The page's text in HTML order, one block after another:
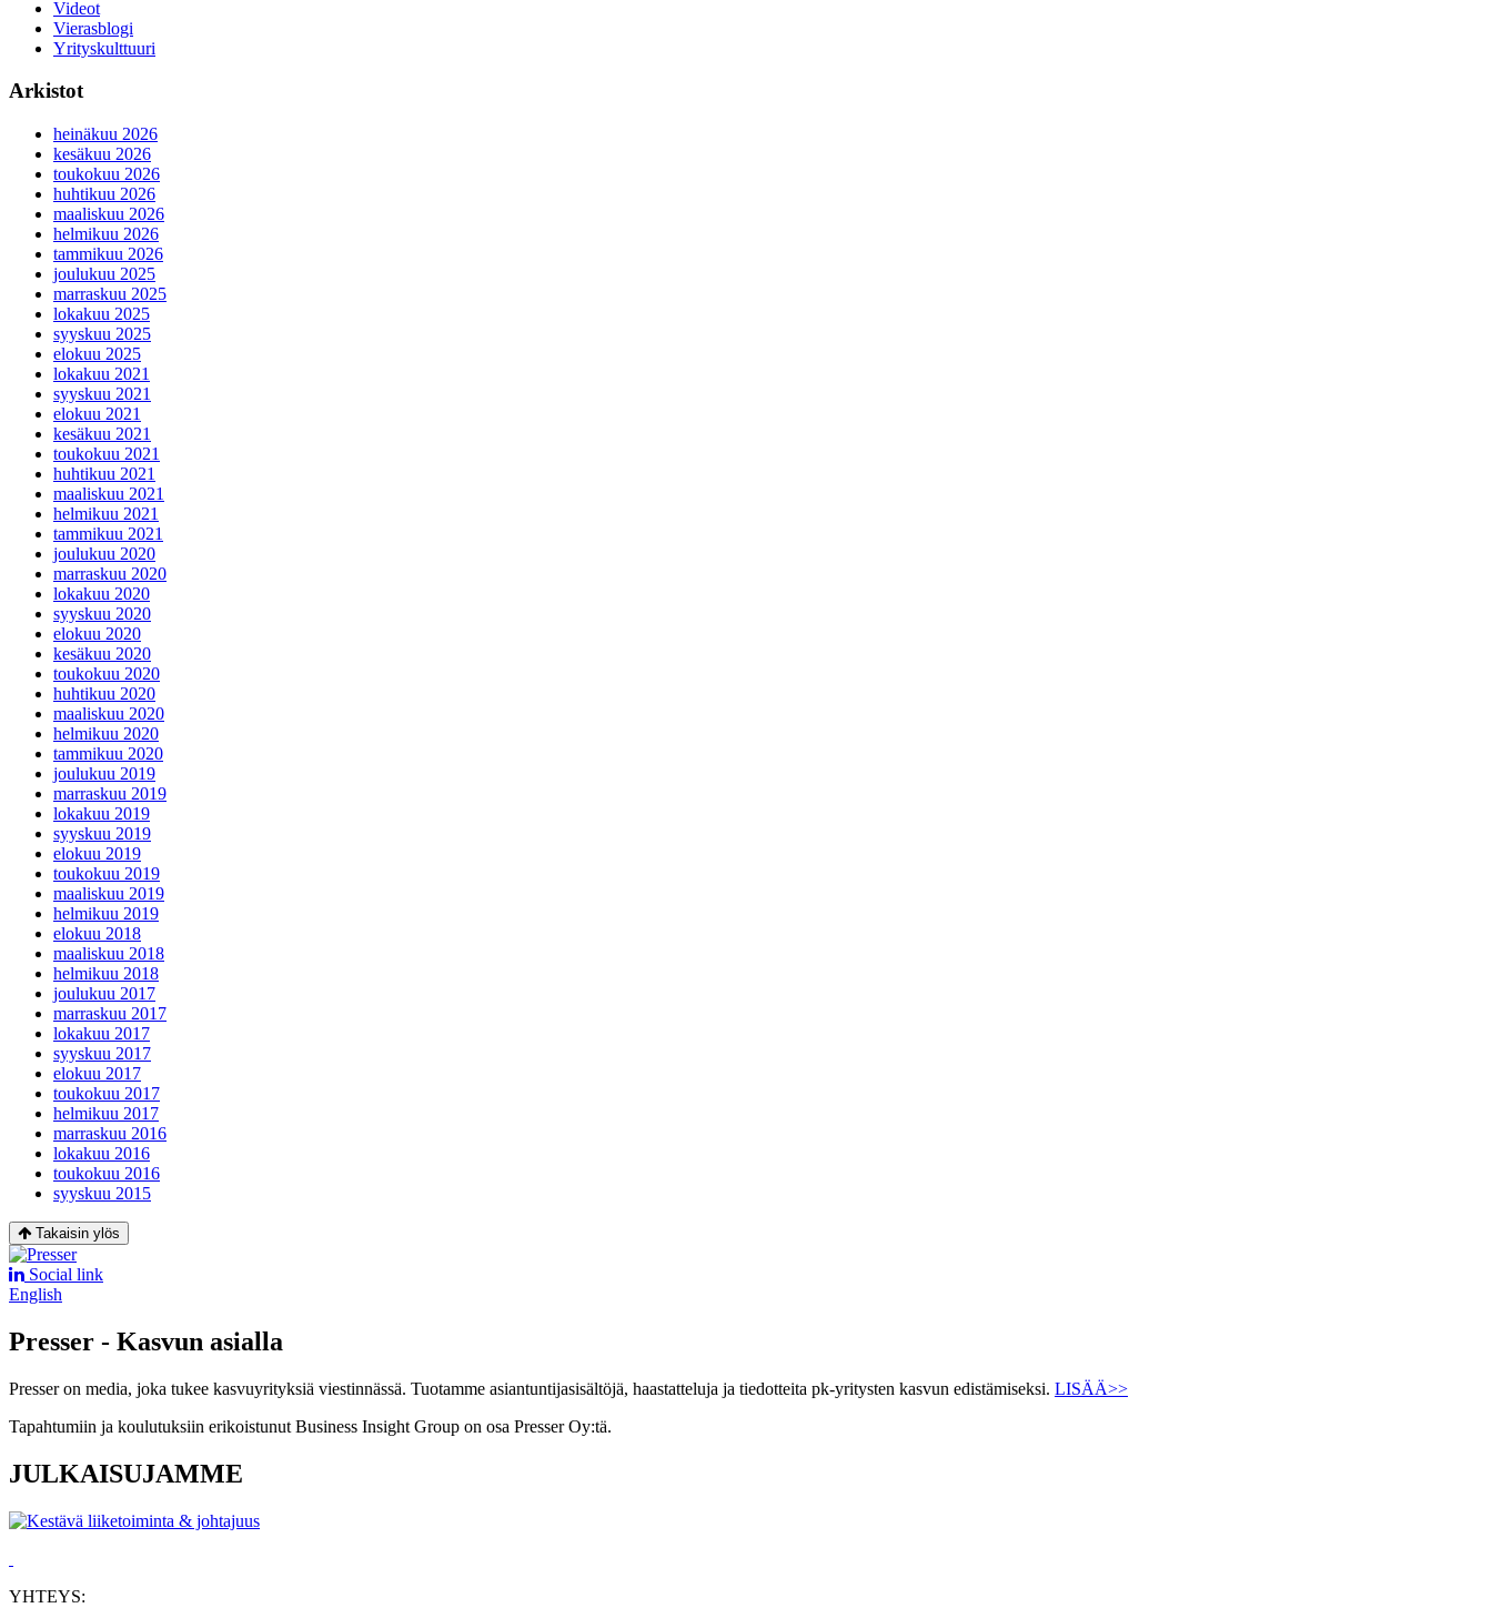
Videot
Vierasblogi
Yrityskulttuuri
Arkistot
heinäkuu 2026
kesäkuu 2026
toukokuu 2026
huhtikuu 2026
maaliskuu 2026
helmikuu 2026
tammikuu 2026
joulukuu 2025
marraskuu 2025
lokakuu 2025
syyskuu 2025
elokuu 2025
lokakuu 2021
syyskuu 2021
elokuu 2021
kesäkuu 2021
toukokuu 2021
huhtikuu 2021
maaliskuu 2021
helmikuu 2021
tammikuu 2021
joulukuu 2020
marraskuu 2020
lokakuu 2020
syyskuu 2020
elokuu 2020
kesäkuu 2020
toukokuu 2020
huhtikuu 2020
maaliskuu 2020
helmikuu 2020
tammikuu 2020
joulukuu 2019
marraskuu 2019
lokakuu 2019
syyskuu 2019
elokuu 2019
toukokuu 2019
maaliskuu 2019
helmikuu 2019
elokuu 2018
maaliskuu 2018
helmikuu 2018
joulukuu 2017
marraskuu 2017
lokakuu 2017
syyskuu 2017
elokuu 2017
toukokuu 2017
helmikuu 2017
marraskuu 2016
lokakuu 2016
toukokuu 2016
syyskuu 2015
Takaisin ylös
Social link
English
Presser - Kasvun asialla
Presser on media, joka tukee kasvuyrityksiä viestinnässä. Tuotamme asiantuntijasisältöjä, haastatteluja ja tiedotteita pk-yritysten kasvun edistämiseksi. LISÄÄ>>
Tapahtumiin ja koulutuksiin erikoistunut Business Insight Group on osa Presser Oy:tä.
JULKAISUJAMME
YHTEYS: